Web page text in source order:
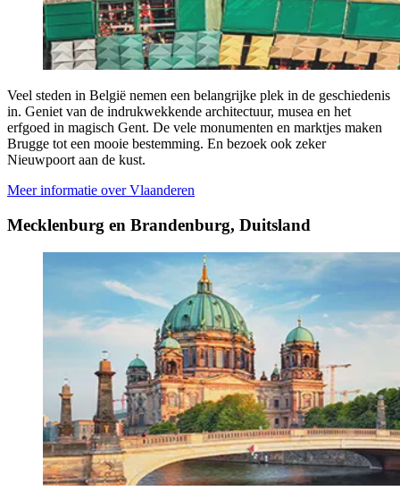
Veel steden in België nemen een belangrijke plek in de geschiedenis
in. Geniet van de indrukwekkende architectuur, musea en het
erfgoed in magisch Gent. De vele monumenten en marktjes maken
Brugge tot een mooie bestemming. En bezoek ook zeker
Nieuwpoort aan de kust.
Meer informatie over Vlaanderen
Mecklenburg en Brandenburg, Duitsland